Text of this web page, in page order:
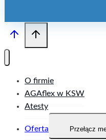
O firmie
AGAflex w KSW
Atesty
Oferta Przełącz